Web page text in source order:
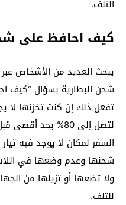
التلف.
كيف احافظ على
يبحث العديد من الأشخاص
شحن البطارية بسؤال “كيف
تفعل ذلك إن كنت تخزنها لا
لتصل إلى 80% بحد
السفر لمكان لا يوجد فيه
شحنها وعدم وضعها في
ولا تضعها أو تزيلها من
للتلف.